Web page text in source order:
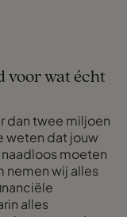
voor wat écht
dan twee miljoen
weten dat jouw
moeten
nemen wij alles
alles